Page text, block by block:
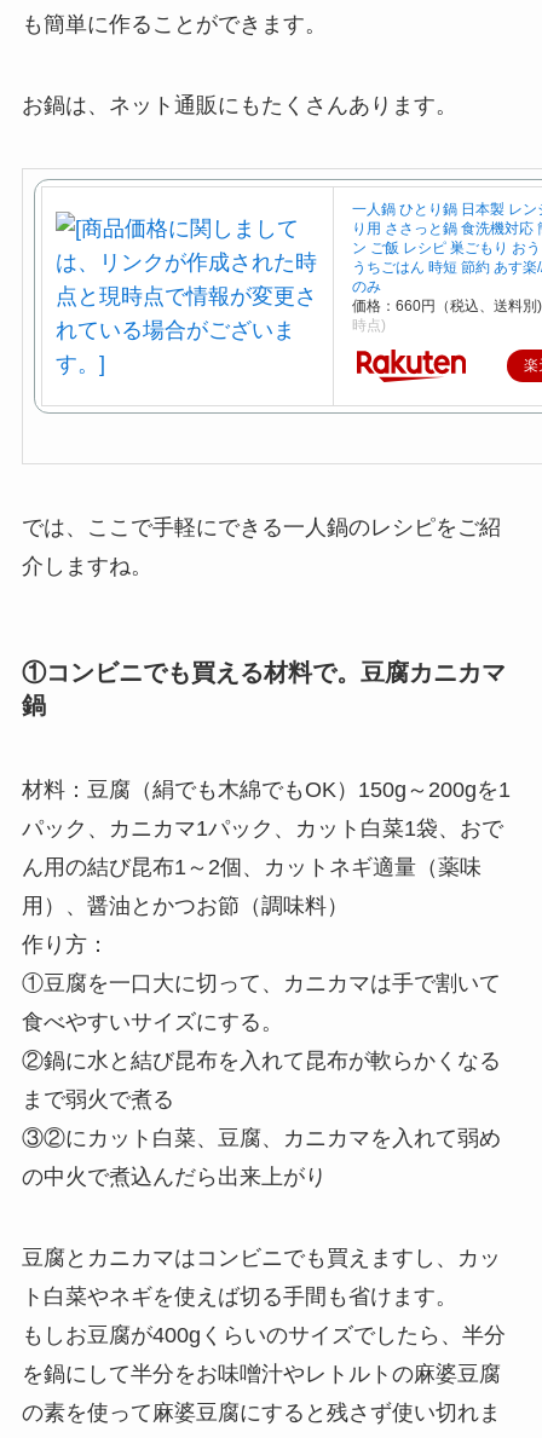
も簡単に作ることができます。
お鍋は、ネット通販にもたくさんあります。
一人鍋 ひとり鍋 日本製 レン
り用 ささっと鍋 食洗機対応
ン ご飯 レシピ 巣ごもり お
うちごはん 時短 節約 あす楽
のみ
価格：660円（税込、送料
時点)
楽
では、ここで手軽にできる一人鍋のレシピをご紹
介しますね。
①コンビニでも買える材料で。豆腐カニカマ
鍋
材料：豆腐（絹でも木綿でもOK）150g～200gを1
パック、カニカマ1パック、カット白菜1袋、おで
ん用の結び昆布1～2個、カットネギ適量（薬味
用）、醤油とかつお節（調味料）
作り方：
①豆腐を一口大に切って、カニカマは手で割いて
食べやすいサイズにする。
②鍋に水と結び昆布を入れて昆布が軟らかくなる
まで弱火で煮る
③②にカット白菜、豆腐、カニカマを入れて弱め
の中火で煮込んだら出来上がり
豆腐とカニカマはコンビニでも買えますし、カッ
ト白菜やネギを使えば切る手間も省けます。
もしお豆腐が400gくらいのサイズでしたら、半分
を鍋にして半分をお味噌汁やレトルトの麻婆豆腐
の素を使って麻婆豆腐にすると残さず使い切れま